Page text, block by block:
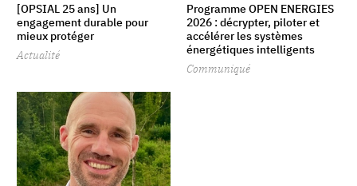
[OPSIAL 25 ans] Un
engagement durable pour
mieux protéger
Actualité
Programme OPEN ENERGIES
2026 : décrypter, piloter et
accélérer les systèmes
énergétiques intelligents
Communiqué